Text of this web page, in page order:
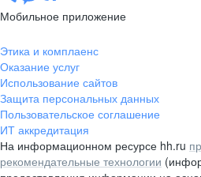
10 этаж, помещение 45-1
pr@rabota.by
Алматы
пр. Абая, д. 151, БЦ Алатау,
12 этаж, офис 1209
+7 727 232-13-13
pr@headhunter.com.kz
Мобильное приложение
Этика и комплаенс
Оказание услуг
Использование сайтов
Защита персональных данных
Пользовательское соглашение
ИТ аккредитация
На информационном ресурсе hh.ru
рекомендательные технологии